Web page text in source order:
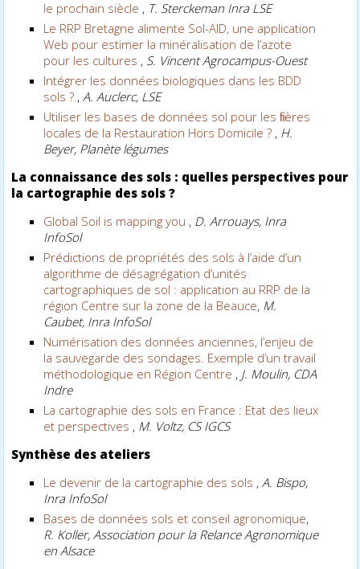
le prochain siècle , T. Sterckeman Inra LSE
Le RRP Bretagne alimente Sol-AID, une application
Web pour estimer la minéralisation de l’azote
pour les cultures , S. Vincent Agrocampus-Ouest
Intégrer les données biologiques dans les BDD
sols ? ,A. Auclerc, LSE
Utiliser les bases de données sol pour les filières
locales de la Restauration Hors Domicile ? , H.
Beyer, Planète légumes
La connaissance des sols : quelles perspectives pour
la cartographie des sols ?
Global Soil is mapping you , D. Arrouays, Inra
InfoSol
Prédictions de propriétés des sols à l’aide d’un
algorithme de désagrégation d’unités
cartographiques de sol : application au RRP de la
région Centre sur la zone de la Beauce, M.
Caubet, Inra InfoSol
Numérisation des données anciennes, l’enjeu de
la sauvegarde des sondages. Exemple d’un travail
méthodologique en Région Centre , J. Moulin, CDA
Indre
La cartographie des sols en France : Etat des lieux
et perspectives , M. Voltz, CS IGCS
Synthèse des ateliers
Le devenir de la cartographie des sols ,A. Bispo,
Inra InfoSol
Bases de données sols et conseil agronomique,
R. Koller, Association pour la Relance Agronomique
en Alsace